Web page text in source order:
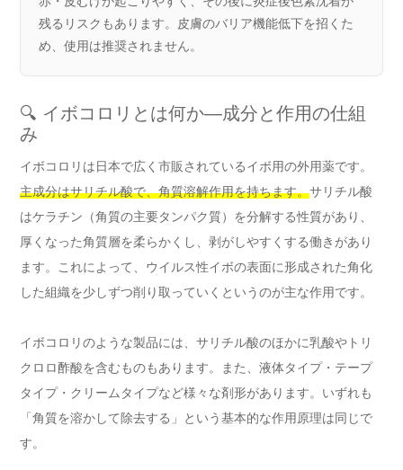
残るリスクもあります。皮膚のバリア機能低下を招くた
め、使用は推奨されません。
🔍 イボコロリとは何か―成分と作用の仕組
み
イボコロリは日本で広く市販されているイボ用の外用薬です。
主成分はサリチル酸で、角質溶解作用を持ちます。サリチル酸
はケラチン（角質の主要タンパク質）を分解する性質があり、
厚くなった角質層を柔らかくし、剥がしやすくする働きがあり
ます。これによって、ウイルス性イボの表面に形成された角化
した組織を少しずつ削り取っていくというのが主な作用です。
イボコロリのような製品には、サリチル酸のほかに乳酸やトリ
クロロ酢酸を含むものもあります。また、液体タイプ・テープ
タイプ・クリームタイプなど様々な剤形があります。いずれも
「角質を溶かして除去する」という基本的な作用原理は同じで
す。